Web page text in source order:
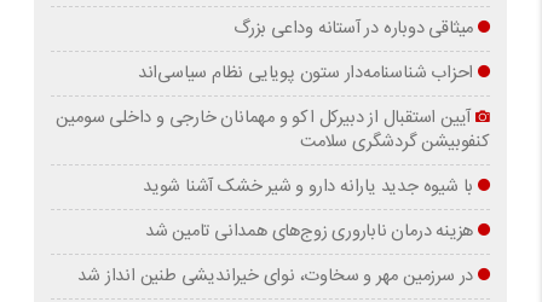
میثاقی دوباره در آستانه‌ وداعی بزرگ
احزاب شناسنامه‌دار ستون پویایی نظام سیاسی‌اند
آیین استقبال از دبیرکل اکو و مهمانان خارجی و داخلی سومین
کنفوبیشن گردشگری سلامت
با شیوه جدید یارانه دارو و شیر خشک آشنا شوید
هزینه درمان ناباروری زوج‌های همدانی تامین شد
در سرزمین مهر و سخاوت، نوای خیراندیشی طنین انداز شد